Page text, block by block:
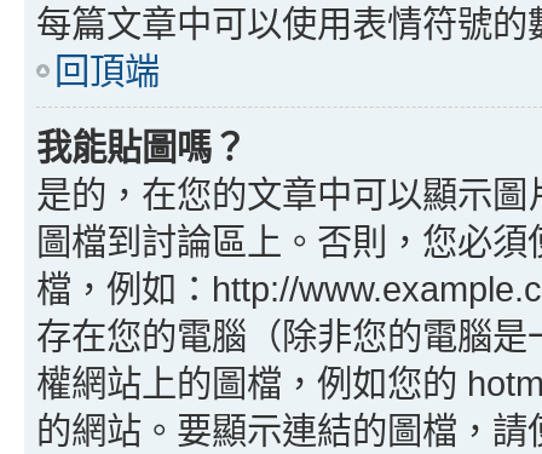
每篇文章中可以使用表情符號的
回頂端
我能貼圖嗎？
是的，在您的文章中可以顯示
圖檔到討論區上。否則，您必
檔，例如：http://
存在您的電腦（除非您的電腦
權網站上的圖檔，例如您的
的網站。要顯示連結的圖檔，